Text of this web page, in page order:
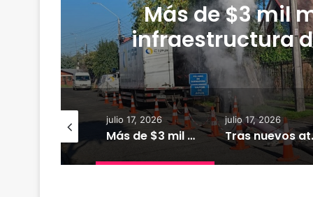
Más de $3 mil
infraestructura
julio 17, 2026
Más de $3 mil millones fortalecerán infraestructura de alcantarillado en la región
julio 17, 2026
Tras nuevos ataques a